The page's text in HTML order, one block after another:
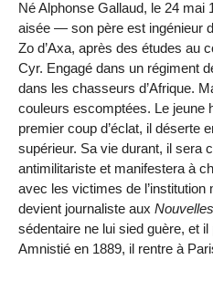
Né Alphonse Gallaud, le 24 mai
aisée — son père est ingénieur
Zo d’Axa, après des études au
Cyr. Engagé dans un régiment
dans les chasseurs d’Afrique.
couleurs escomptées. Le jeune
premier coup d’éclat, il déserte
supérieur. Sa vie durant, il sera
antimilitariste et manifestera à
avec les victimes de
devient journaliste aux
sédentaire ne lui sied guère, et
Amnistié en 1889, il rentre à